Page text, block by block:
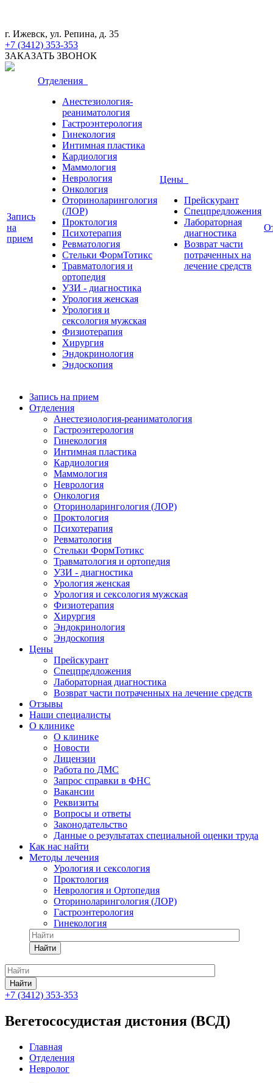
г. Ижевск, ул. Репина, д. 35
+7 (3412) 353-353
ЗАКАЗАТЬ ЗВОНОК
Запись
на
прием
Отделения
Анестезиология-
реаниматология
Гастроэнтерология
Гинекология
Интимная пластика
Кардиология
Маммология
Неврология
Онкология
Оториноларингология
(ЛОР)
Проктология
Психотерапия
Ревматология
Стельки ФормТотикс
Травматология и
ортопедия
УЗИ - диагностика
Урология женская
Урология и
сексология мужская
Физиoтepaпия
Хирургия
Эндокринология
Эндоскопия
Цены
Прейскурант
Спецпредложения
Лабораторная
диагностика
Возврат части
потраченных на
лечение средств
Запись на прием
Отделения
Анестезиология-реаниматология
Гастроэнтерология
Гинекология
Интимная пластика
Кардиология
Маммология
Неврология
Онкология
Оториноларингология (ЛОР)
Проктология
Психотерапия
Ревматология
Стельки ФормТотикс
Травматология и ортопедия
УЗИ - диагностика
Урология женская
Урология и сексология мужская
Физиoтepaпия
Хирургия
Эндокринология
Эндоскопия
Цены
Прейскурант
Спецпредложения
Лабораторная диагностика
Возврат части потраченных на лечение средств
Отзывы
Наши специалисты
О клинике
О клинике
Новости
Лицензии
Работа по ДМС
Запрос справки в ФНС
Вакансии
Реквизиты
Вопросы и ответы
Законодательство
Данные о результатах специальной оценки труда
Как нас найти
Методы лечения
Урология и сексология
Проктология
Неврология и Ортопедия
Оториноларингология (ЛОР)
Гастроэнтерология
Гинекология
Найти
Найти
+7 (3412) 353-353
Вегетососудистая дистония (ВСД)
Главная
Отделения
Невролог